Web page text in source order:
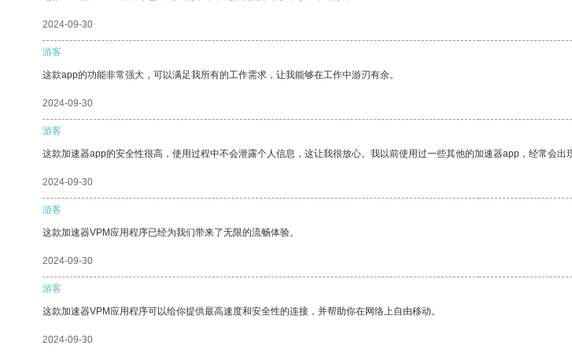
2024-09-30
游客
这款app的功能非常强大，可以满足我所有的工作需求，让我能够在工作中游刃有余。
2024-09-30
游客
这款加速器app的安全性很高，使用过程中不会泄露个人信息，这让我很放心。我以前使用过一些其他的加速器app，经常会出
2024-09-30
游客
这款加速器VPM应用程序已经为我们带来了无限的流畅体验。
2024-09-30
游客
这款加速器VPM应用程序可以给你提供最高速度和安全性的连接，并帮助你在网络上自由移动。
2024-09-30